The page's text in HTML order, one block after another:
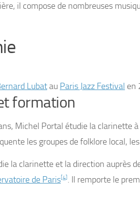
il compose de nombreuses
Lubatau Paris Jazz Festival en
formation
Michel Portal étudie la clarinette à
les groupes de folklore local,
la clarinette et la direction auprès
de Paris[4] . Il remporte le